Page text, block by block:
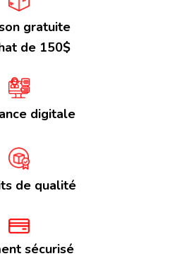
gratuite
de 150$
digitale
de qualité
sécurisé